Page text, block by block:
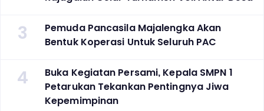
3
Pemuda Pancasila Majalengka Akan
Bentuk Koperasi Untuk Seluruh PAC
4
Buka Kegiatan Persami, Kepala SMPN 1
Petarukan Tekankan Pentingnya Jiwa
Kepemimpinan